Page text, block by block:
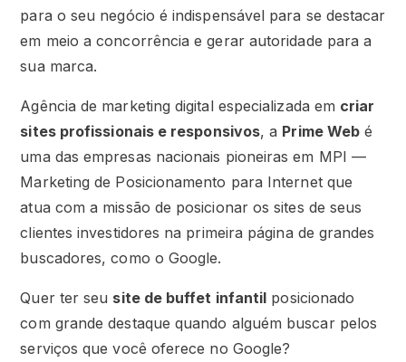
para o seu negócio é indispensável para se destacar
em meio a concorrência e gerar autoridade para a
sua marca.
Agência de marketing digital especializada em criar
sites profissionais e responsivos, a Prime Web é
uma das empresas nacionais pioneiras em MPI —
Marketing de Posicionamento para Internet que
atua com a missão de posicionar os sites de seus
clientes investidores na primeira página de grandes
buscadores, como o Google.
Quer ter seu site de buffet infantil posicionado
com grande destaque quando alguém buscar pelos
serviços que você oferece no Google?